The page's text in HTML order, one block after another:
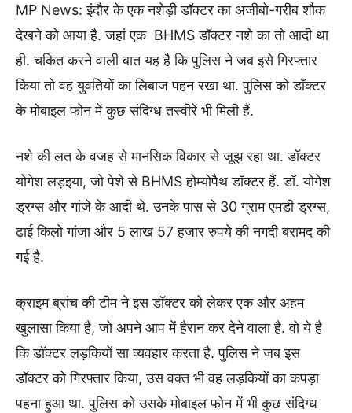
MP News: इंदौर के एक नशेड़ी डॉक्टर का अजीबो-गरीब शौक
देखने को आया है. जहां एक BHMS डॉक्टर नशे का तो आदी था
ही. चकित करने वाली बात यह है कि पुलिस ने जब इसे गिरफ्तार
किया तो वह युवतियों का लिबाज पहन रखा था. पुलिस को डॉक्टर
के मोबाइल फोन में कुछ संदिग्ध तस्वीरें भी मिली हैं.
नशे की लत के वजह से मानसिक विकार से जूझ रहा था. डॉक्टर
योगेश लड़इया, जो पेशे से BHMS होम्योपैथ डॉक्टर हैं. डॉ. योगेश
ड्रग्स और गांजे के आदी थे. उनके पास से 30 ग्राम एमडी ड्रग्स,
ढाई किलो गांजा और 5 लाख 57 हजार रुपये की नगदी बरामद की
गई है.
क्राइम ब्रांच की टीम ने इस डॉक्टर को लेकर एक और अहम
खुलासा किया है, जो अपने आप में हैरान कर देने वाला है. वो ये है
कि डॉक्टर लड़कियों सा व्यवहार करता है. पुलिस ने जब इस
डॉक्टर को गिरफ्तार किया, उस वक्त भी वह लड़कियों का कपड़ा
पहना हुआ था. पुलिस को उसके मोबाइल फोन में भी कुछ संदिग्ध